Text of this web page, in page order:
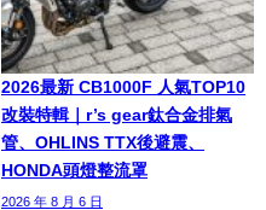
2026最新 CB1000F 人氣TOP10
改裝特輯｜r’s gear鈦合金排氣
管、OHLINS TTX後避震、
HONDA頭燈整流罩
2026 年 8 月 6 日